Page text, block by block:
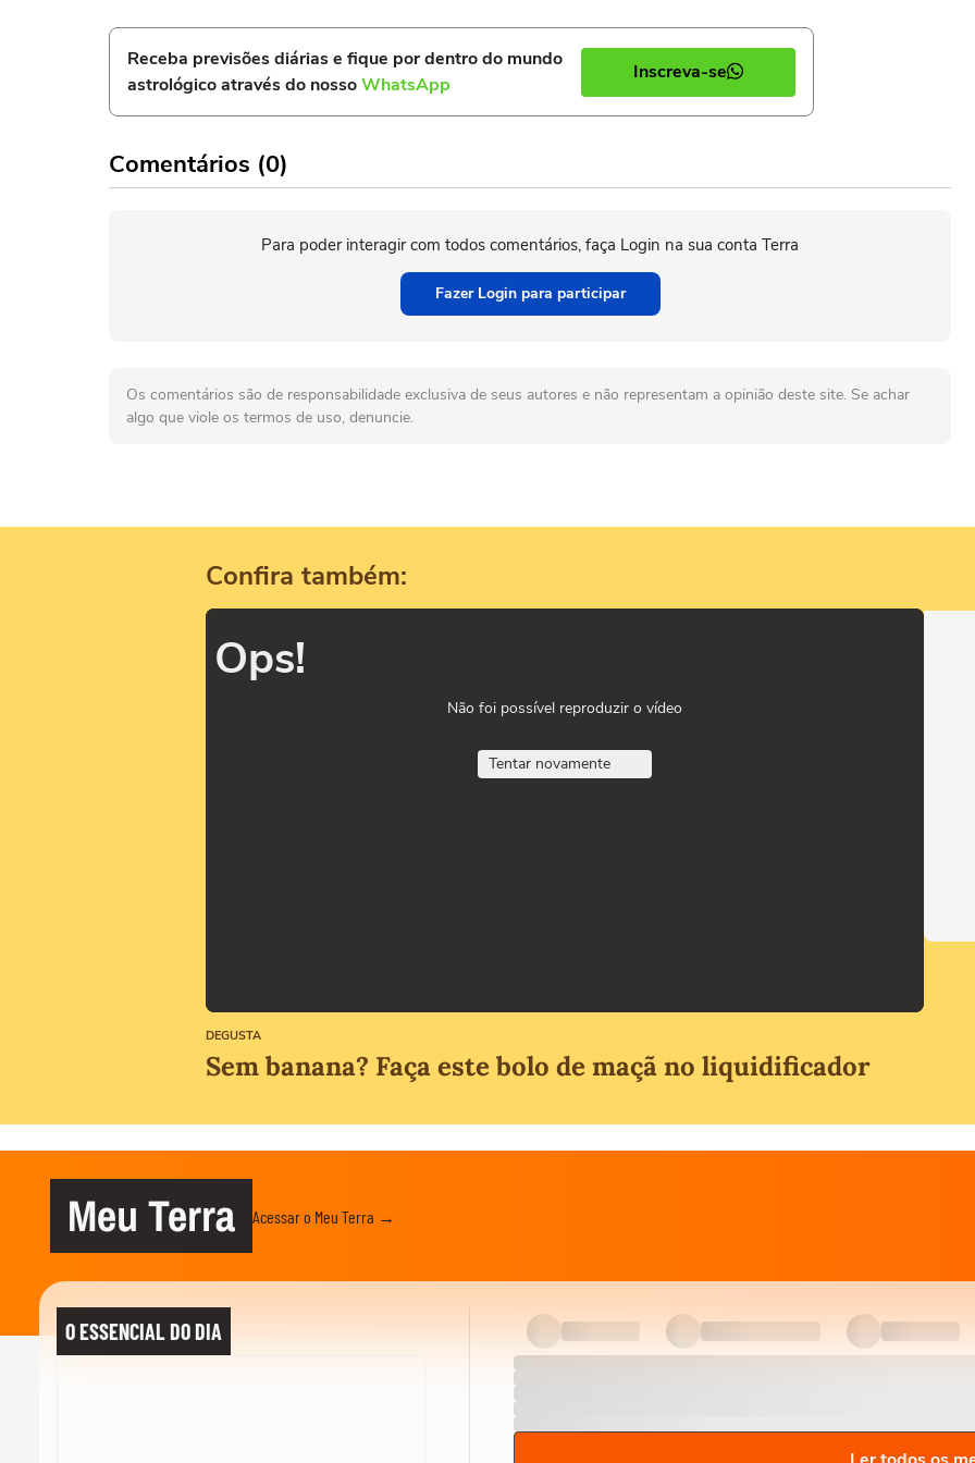
Receba previsões diárias e fique por dentro do mundo
astrológico através do nossoWhatsApp
Inscreva-se
Comentários (0)
Para poder interagir com todos comentários, faça Login na sua conta Terra
Fazer Login para participar
Os comentários são de responsabilidade exclusiva de seus autores e não representam a opinião deste site. Se achar
algo que viole os termos de uso, denuncie.
Confira também:
Ops!
Não foi possível reproduzir o vídeo
Tentar novamente
DEGUSTA
Sem banana? Faça este bolo de maçã no liquidificador
Meu Terra Acessar o Meu Terra →
O ESSENCIAL DO DIA